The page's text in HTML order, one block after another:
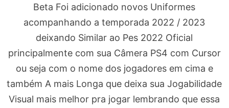
Beta Foi adicionado novos Uniformes
acompanhando a temporada 2022 / 2023
deixando Similar ao Pes 2022 Oficial
principalmente com sua Câmera PS4 com Cursor
ou seja com o nome dos jogadores em cima e
também A mais Longa que deixa sua Jogabilidade
Visual mais melhor pra jogar lembrando que essa